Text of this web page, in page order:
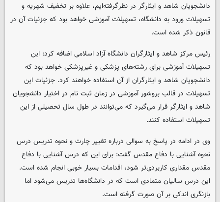
دانشجویان شاهد و ایثارگر در نظرگرفته‌ایم، علاوه بر تخفیف شهریه و
تسهیلات ورود به دانشگاه، تسهیلات آموزشی خواهد بود که جزئیات آن در
قانون ذکر شده است.
رئیس مرکز شاهد و ایثارگران دانشگاه آزاد اسلامی اضافه کرد: این
تسهیلات آموزشی برای رشته‌های پزشکی و غیرپزشکی خواهد بود که
دانشجویان شاهد و ایثارگران از آن استفاده خواهند کرد. جزئیات این
تسهیلات در قالب بروشور آموزشی در زمان ثبت نام در اختیار دانشجویان
شاهد و ایثارگر قرار می‌گیرد که می‌توانند در طول سال تحصیلی از این
تسهیلات استفاده کنند.
وی در ادامه در پاسخ به سوالی درباره تغییر چارت و نحوه تدریس درس
نحوه آشنایی با دفاع مقدس گفت: برای این که درس آشنایی با دفاع
مقدس مقداری کاربردی‌تر شود، اقدامات بسیار خوبی انجام شده است.
این درس سالیان متمادی است که در دانشگاه‌ها تدریس می‌شود اما
بازنگری اندکی بر آن صورت گرفته است.